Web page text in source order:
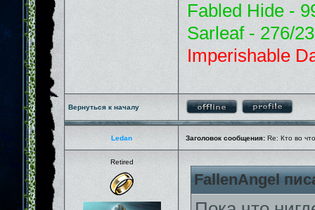
Fabled Hide -
Sarleaf - 276/
Imperishable
Вернуться к началу
Ledan Заголовок сообщения: Re: Кто во
Retired
FallenAngel